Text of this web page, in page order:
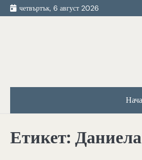
Skip
to
четвъртък, 6 август 2026
Етикет: